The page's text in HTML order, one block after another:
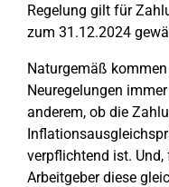
Regelung gilt für
zum 31.12.2024
Naturgemäß
Neuregelungen
anderem, ob die
verpflichtend ist.
Arbeitgeber diese